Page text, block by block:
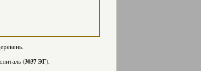
(3037 ЭГ).